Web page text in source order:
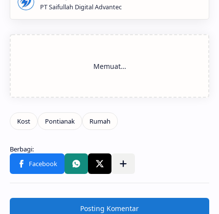
PT Saifullah Digital Advantec
Posting Komentar